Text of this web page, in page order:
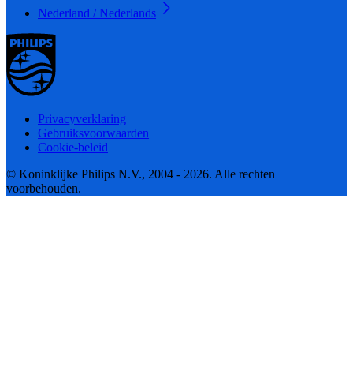
Nederland / Nederlands
Privacyverklaring
Gebruiksvoorwaarden
Cookie-beleid
© Koninklijke Philips N.V., 2004 - 2026. Alle rechten
voorbehouden.